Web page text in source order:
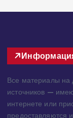
Все материалы на